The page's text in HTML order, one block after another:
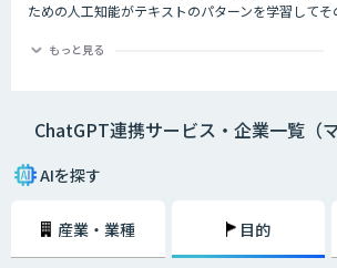
ための人工知能がテキストのパターンを学習して
ChatGPTの最大の特徴として、人間との自然な対話
もっと見る
ChatGPT連携サービス・企業一覧（
AIを探す
産業・業種 目的